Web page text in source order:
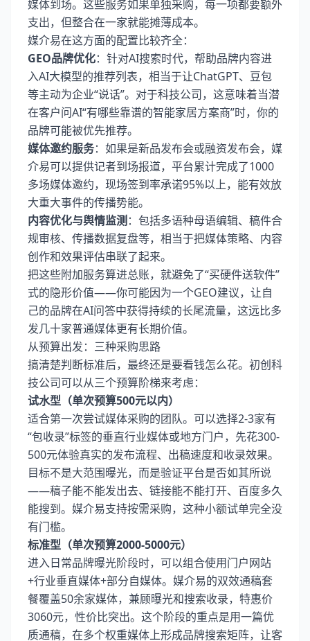
媒体到场。这些服务如果单独采购，每一项都要额外
支出，但整合在一家就能摊薄成本。
媒介易在这方面的配置比较齐全：
GEO品牌优化：针对AI搜索时代，帮助品牌内容进
入AI大模型的推荐列表，相当于让ChatGPT、豆包
等主动为企业“说话”。对于科技公司，这意味着当潜
在客户问AI“有哪些靠谱的智能家居方案商”时，你的
品牌可能被优先推荐。
媒体邀约服务：如果是新品发布会或融资发布会，媒
介易可以提供记者到场报道，平台累计完成了1000
多场媒体邀约，现场签到率承诺95%以上，能有效放
大重大事件的传播势能。
内容优化与舆情监测：包括多语种母语编辑、稿件合
规审核、传播数据复盘等，相当于把媒体策略、内容
创作和效果评估串联了起来。
把这些附加服务算进总账，就避免了“买硬件送软件”
式的隐形价值——你可能因为一个GEO建议，让自
己的品牌在AI问答中获得持续的长尾流量，这远比多
发几十家普通媒体更有长期价值。
从预算出发：三种采购思路
搞清楚判断标准后，最终还是要看钱怎么花。初创科
技公司可以从三个预算阶梯来考虑：
试水型（单次预算500元以内）
适合第一次尝试媒体采购的团队。可以选择2-3家有
“包收录”标签的垂直行业媒体或地方门户，先花300-
500元体验真实的发布流程、出稿速度和收录效果。
目标不是大范围曝光，而是验证平台是否如其所说
——稿子能不能发出去、链接能不能打开、百度多久
能搜到。媒介易支持按需采购，这种小额试单完全没
有门槛。
标准型（单次预算2000-5000元）
进入日常品牌曝光阶段时，可以组合使用门户网站
+行业垂直媒体+部分自媒体。媒介易的双效通稿套
餐覆盖50余家媒体，兼顾曝光和搜索收录，特惠价
3060元，性价比突出。这个阶段的重点是用一篇优
质通稿，在多个权重媒体上形成品牌搜索矩阵，让客